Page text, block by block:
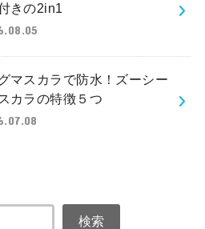
きの2in1
マスカラで防水！ズーシー
カラの特徴５つ
検索